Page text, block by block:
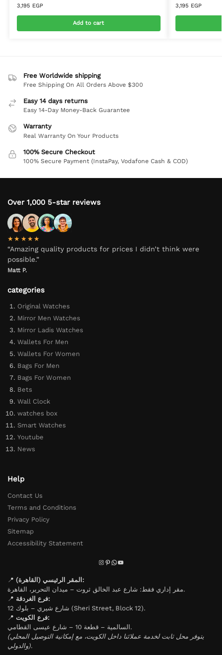
3,195 EGP
Add to cart
3,195 EGP
Free Worldwide shipping
Free Shipping On All Orders Above $300
Easy 14 days returns
Easy 14-Day Money-Back Guarantee
Warranty
Real Warranty On Your Products
100% Secure Checkout
100% Secure Payment (InstaPay, Vodafone Cash & COD)
Over 1,000 5-star reviews
★★★★★
“Amazing quality products for prices I didn’t think were
possible.”
Matt P.
categories
Original Watches
Mirror Men Watches
Mirror Ladis Watches
Wallets For Men
Wallets For Women
Bags For Men
Bags For Women
Bets
Wall Clock
watches box
Smart Watches
Youtube
News
Help
Contact Us
Terms and Conditions
Privacy Policy
Sitemap
Accessibility Statement
📍
المقر الرئيسي (القاهرة):
مقر إداري فقط: شارع عبد الخالق ثروت – ميدان التحرير، القاهرة.
📍
فرع الغردقة:
شارع شيري – بلوك 12 (Sheri Street, Block 12).
📍
فرع الكويت:
السالمية – قطعة 10 – شارع عيسى القطامي.
(يتوفر محل ثابت لخدمة عملائنا داخل الكويت، مع إمكانية التوصيل المحلي
والدولي).